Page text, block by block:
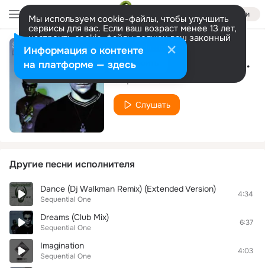
Войти
Мы используем cookie-файлы, чтобы улучшить
сервисы для вас. Если ваш возраст менее 13 лет,
настроить cookie-файлы должен ваш законный
представитель. Больше информации
Разрешить все Настроить Deeper Love (Airplay Mix)
Sequential One
Слушать
Другие песни исполнителя
Dance (Dj Walkman Remix) (Extended Version)
Sequential One
4:34
Dreams (Club Mix)
Sequential One
6:37
Imagination
Sequential One
4:03
Информация о контенте
на платформе — здесь